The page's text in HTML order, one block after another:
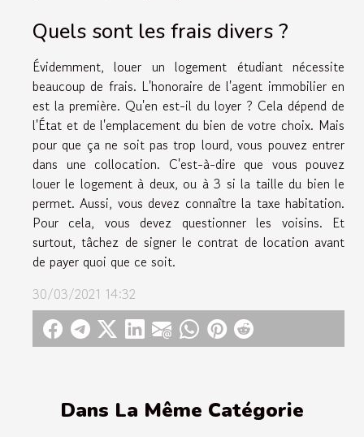
Dans La Même Catégorie
Quels sont les frais divers ?
Évidemment, louer un logement étudiant nécessite
beaucoup de frais. L'honoraire de l'agent immobilier en
est la première. Qu'en est-il du loyer ? Cela dépend de
l'État et de l'emplacement du bien de votre choix. Mais
pour que ça ne soit pas trop lourd, vous pouvez entrer
dans une collocation. C'est-à-dire que vous pouvez
louer le logement à deux, ou à 3 si la taille du bien le
permet. Aussi, vous devez connaître la taxe habitation.
Pour cela, vous devez questionner les voisins. Et
surtout, tâchez de signer le contrat de location avant
de payer quoi que ce soit.
30/03/2021 14:32